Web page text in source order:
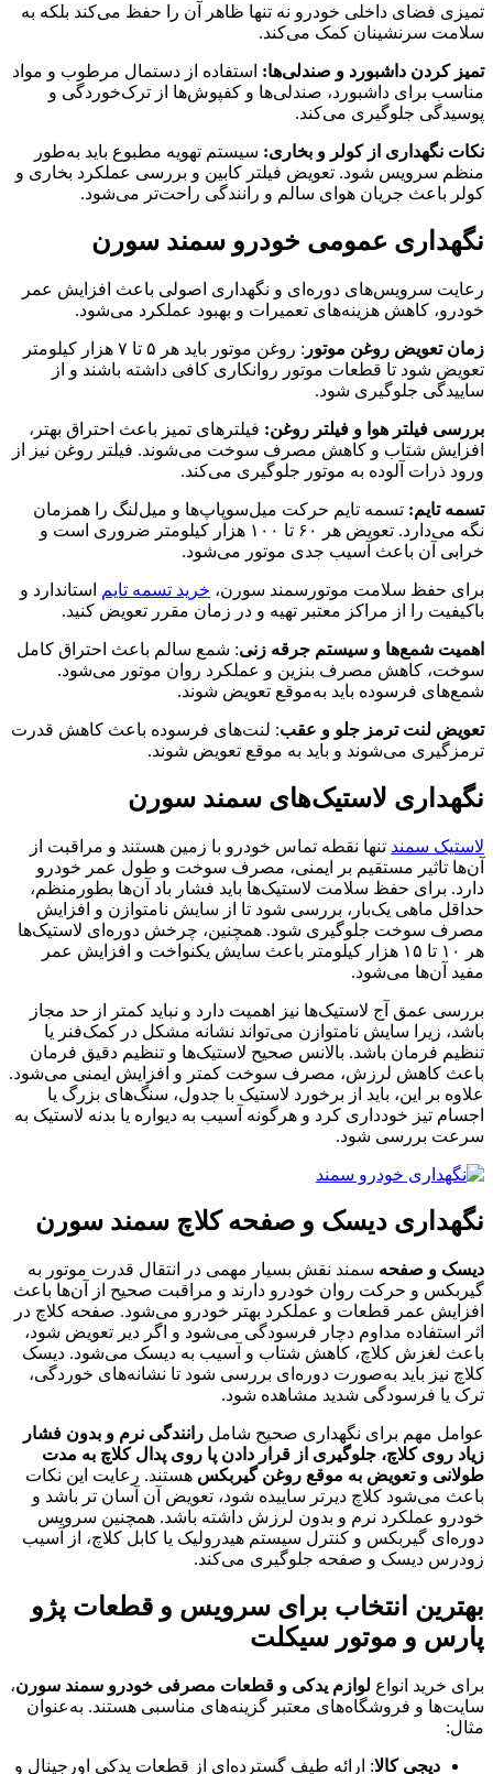
تمیزی فضای داخلی خودرو نه تنها ظاهر آن را حفظ می‌کند بلکه به
سلامت سرنشینان کمک می‌کند.
تمیز کردن داشبورد و صندلی‌ها: استفاده از دستمال مرطوب و مواد
مناسب برای داشبورد، صندلی‌ها و کفپوش‌ها از ترک‌خوردگی و
پوسیدگی جلوگیری می‌کند.
نکات نگهداری از کولر و بخاری: سیستم تهویه مطبوع باید به‌طور
منظم سرویس شود. تعویض فیلتر کابین و بررسی عملکرد بخاری و
کولر باعث جریان هوای سالم و رانندگی راحت‌تر می‌شود.
نگهداری عمومی خودرو سمند سورن
رعایت سرویس‌های دوره‌ای و نگهداری اصولی باعث افزایش عمر
خودرو، کاهش هزینه‌های تعمیرات و بهبود عملکرد می‌شود.
زمان تعویض روغن موتور
: روغن موتور باید هر ۵ تا ۷ هزار کیلومتر
تعویض شود تا قطعات موتور روانکاری کافی داشته باشند و از
ساییدگی جلوگیری شود.
بررسی فیلتر هوا و فیلتر روغن: فیلترهای تمیز باعث احتراق بهتر،
افزایش شتاب و کاهش مصرف سوخت می‌شوند. فیلتر روغن نیز از
ورود ذرات آلوده به موتور جلوگیری می‌کند.
تسمه تایم: تسمه تایم حرکت میل‌سوپاپ‌ها و میل‌لنگ را همزمان
نگه می‌دارد. تعویض هر ۶۰ تا ۱۰۰ هزار کیلومتر ضروری است و
خرابی آن باعث آسیب جدی موتور می‌شود.
برای حفظ سلامت موتورسمند سورن، خرید تسمه تایم
استاندارد و
باکیفیت را از مراکز معتبر تهیه و در زمان مقرر تعویض کنید.
اهمیت شمع‌ها و سیستم جرقه ‌زنی: شمع سالم باعث احتراق کامل
سوخت، کاهش مصرف بنزین و عملکرد روان موتور می‌شود.
شمع‌های فرسوده باید به‌موقع تعویض شوند.
تعویض لنت ترمز جلو و عقب: لنت‌های فرسوده باعث کاهش قدرت
ترمزگیری می‌شوند و باید به موقع تعویض شوند.
نگهداری لاستیک‌های سمند سورن
لاستیک سمند تنها نقطه تماس خودرو با زمین هستند و مراقبت از
آن‌ها تاثیر مستقیم بر ایمنی، مصرف سوخت و طول عمر خودرو
دارد. برای حفظ سلامت لاستیک‌ها باید فشار باد آن‌ها بطورمنظم،
حداقل ماهی یک‌بار، بررسی شود تا از سایش نامتوازن و افزایش
مصرف سوخت جلوگیری شود. همچنین، چرخش دوره‌ای لاستیک‌ها
هر ۱۰ تا ۱۵ هزار کیلومتر باعث سایش یکنواخت و افزایش عمر
مفید آن‌ها می‌شود.
بررسی عمق آج لاستیک‌ها نیز اهمیت دارد و نباید کمتر از حد مجاز
باشد، زیرا سایش نامتوازن می‌تواند نشانه مشکل در کمک‌فنر یا
تنظیم فرمان باشد. بالانس صحیح لاستیک‌ها و تنظیم دقیق فرمان
باعث کاهش لرزش، مصرف سوخت کمتر و افزایش ایمنی می‌شود.
علاوه بر این، باید از برخورد لاستیک با جدول، سنگ‌های بزرگ یا
اجسام تیز خودداری کرد و هرگونه آسیب به دیواره یا بدنه لاستیک به
سرعت بررسی شود.
نگهداری دیسک و صفحه کلاچ سمند سورن
دیسک و صفحه سمند نقش بسیار مهمی در انتقال قدرت موتور به
گیربکس و حرکت روان خودرو دارند و مراقبت صحیح از آن‌ها باعث
افزایش عمر قطعات و عملکرد بهتر خودرو می‌شود. صفحه کلاچ در
اثر استفاده مداوم دچار فرسودگی می‌شود و اگر دیر تعویض شود،
باعث لغزش کلاچ، کاهش شتاب و آسیب به دیسک می‌شود. دیسک
کلاچ نیز باید به‌صورت دوره‌ای بررسی شود تا نشانه‌های خوردگی،
ترک یا فرسودگی شدید مشاهده شود.
عوامل مهم برای نگهداری صحیح شامل رانندگی نرم و بدون فشار
زیاد روی کلاچ، جلوگیری از قرار دادن پا روی پدال کلاچ به مدت
طولانی و تعویض به موقع روغن گیربکس هستند. رعایت این نکات
باعث می‌شود کلاچ دیرتر ساییده شود، تعویض آن آسان‌ تر باشد و
خودرو عملکرد نرم و بدون لرزش داشته باشد. همچنین سرویس
دوره‌ای گیربکس و کنترل سیستم هیدرولیک یا کابل کلاچ، از آسیب
زودرس دیسک و صفحه جلوگیری می‌کند.
بهترین انتخاب برای سرویس و قطعات پژو
پارس و موتور سیکلت
برای خرید انواع لوازم یدکی و قطعات مصرفی خودرو سمند سورن،
سایت‌ها و فروشگاه‌های معتبر گزینه‌های مناسبی هستند. به‌عنوان
مثال:
دیجی کالا: ارائه طیف گسترده‌ای از قطعات یدکی اورجینال و